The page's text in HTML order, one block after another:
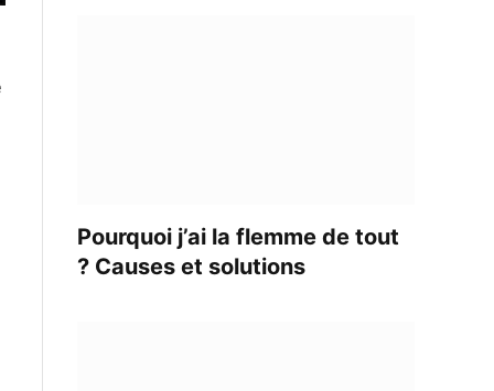
Pourquoi j’ai la flemme de tout
? Causes et solutions